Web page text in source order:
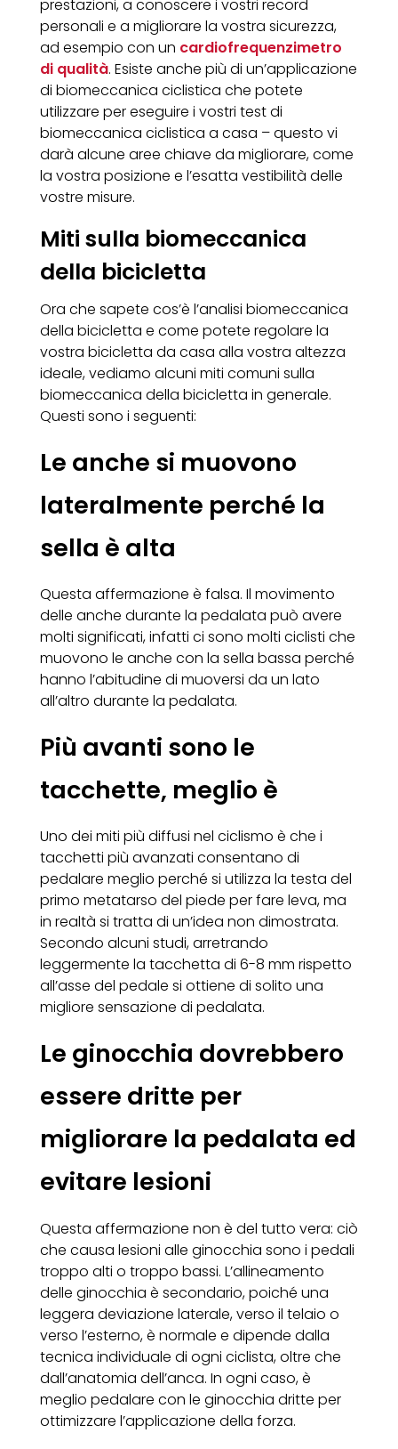
prestazioni, a conoscere i vostri record
personali e a migliorare la vostra sicurezza,
ad esempio con un cardiofrequenzimetro
di qualità. Esiste anche più di un’applicazione
di biomeccanica ciclistica che potete
utilizzare per eseguire i vostri test di
biomeccanica ciclistica a casa – questo vi
darà alcune aree chiave da migliorare, come
la vostra posizione e l’esatta vestibilità delle
vostre misure.
Miti sulla biomeccanica
della bicicletta
Ora che sapete cos’è l’analisi biomeccanica
della bicicletta e come potete regolare la
vostra bicicletta da casa alla vostra altezza
ideale, vediamo alcuni miti comuni sulla
biomeccanica della bicicletta in generale.
Questi sono i seguenti:
Le anche si muovono
lateralmente perché la
sella è alta
Questa affermazione è falsa. Il movimento
delle anche durante la pedalata può avere
molti significati, infatti ci sono molti ciclisti che
muovono le anche con la sella bassa perché
hanno l’abitudine di muoversi da un lato
all’altro durante la pedalata.
Più avanti sono le
tacchette, meglio è
Uno dei miti più diffusi nel ciclismo è che i
tacchetti più avanzati consentano di
pedalare meglio perché si utilizza la testa del
primo metatarso del piede per fare leva, ma
in realtà si tratta di un’idea non dimostrata.
Secondo alcuni studi, arretrando
leggermente la tacchetta di 6-8 mm rispetto
all’asse del pedale si ottiene di solito una
migliore sensazione di pedalata.
Le ginocchia dovrebbero
essere dritte per
migliorare la pedalata ed
evitare lesioni
Questa affermazione non è del tutto vera: ciò
che causa lesioni alle ginocchia sono i pedali
troppo alti o troppo bassi. L’allineamento
delle ginocchia è secondario, poiché una
leggera deviazione laterale, verso il telaio o
verso l’esterno, è normale e dipende dalla
tecnica individuale di ogni ciclista, oltre che
dall’anatomia dell’anca. In ogni caso, è
meglio pedalare con le ginocchia dritte per
ottimizzare l’applicazione della forza.